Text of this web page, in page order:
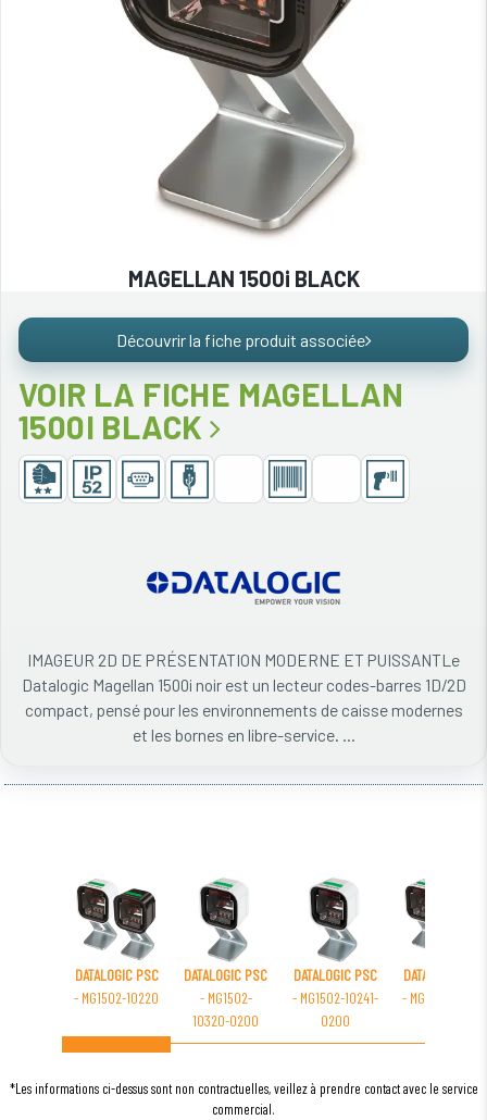
MAGELLAN 1500i BLACK
Découvrir la fiche produit associée
VOIR LA FICHE MAGELLAN
1500I BLACK
IMAGEUR 2D DE PRÉSENTATION MODERNE ET PUISSANTLe
Datalogic Magellan 1500i noir est un lecteur codes-barres 1D/2D
compact, pensé pour les environnements de caisse modernes
et les bornes en libre-service. ...
DATALOGIC PSC
- MG1502-10220
DATALOGIC PSC
- MG1502-
10320-0200
DATALOGIC PSC
- MG1502-10241-
0200
DATALOGIC PSC
- MG1502-10221-
*Les informations ci-dessus sont non contractuelles, veillez à prendre contact avec le service
commercial.